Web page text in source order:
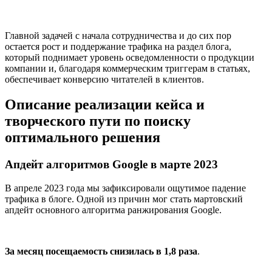
Главной задачей с начала сотрудничества и до сих пор
остается рост и поддержание трафика на раздел блога,
который поднимает уровень осведомленности о продукции
компании и, благодаря коммерческим триггерам в статьях,
обеспечивает конверсию читателей в клиентов.
Описание реализации кейса и
творческого пути по поиску
оптимального решения
Апдейт алгоритмов Google в марте 2023
В апреле 2023 года мы зафиксировали ощутимое падение
трафика в блоге. Одной из причин мог стать мартовский
апдейт основного алгоритма ранжирования Google.
За месяц посещаемость снизилась в 1,8 раза.